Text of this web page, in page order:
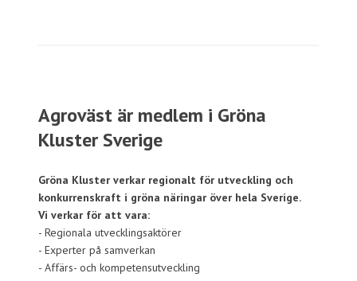
Agroväst är medlem i Gröna
Kluster Sverige
Gröna Kluster verkar regionalt för utveckling och
konkurrenskraft i gröna näringar över hela Sverige.
Vi verkar för att vara:
- Regionala utvecklingsaktörer
- Experter på samverkan
- Affärs- och kompetensutveckling